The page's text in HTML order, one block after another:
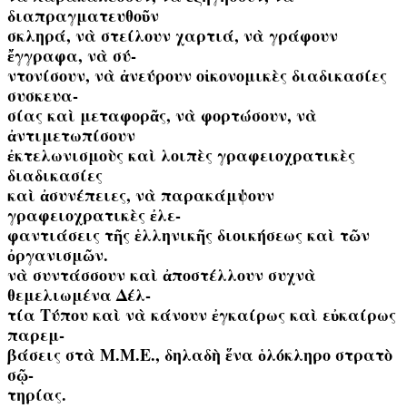
διαπραγματευθοῦν
σκληρά, νὰ στείλουν χαρτιά, νὰ γράφουν
ἔγγραφα, νὰ σύ-
ντονίσουν, νὰ ἀνεύρουν οἰκονομικὲς διαδικασίες
συσκευα-
σίας καὶ μεταφορᾶς, νὰ φορτώσουν, νὰ
ἀντιμετωπίσουν
ἐκτελωνισμοὺς καὶ λοιπὲς γραφειοχρατικὲς
διαδικασίες
καὶ ἀσυνέπειες, νὰ παρακάμψουν
γραφειοχρατικὲς ἐλε-
φαντιάσεις τῆς ἑλληνικῆς διοικήσεως καὶ τῶν
ὀργανισμῶν.
νὰ συντάσσουν καὶ ἀποστέλλουν συχνὰ
θεμελιωμένα Δέλ-
τία Τύπου καὶ νὰ κάνουν ἐγκαίρως καὶ εὐκαίρως
παρεμ-
βάσεις στὰ Μ.Μ.Ε., δηλαδὴ ἕνα ὁλόκληρο στρατὸ
σῷ-
τηρίας.